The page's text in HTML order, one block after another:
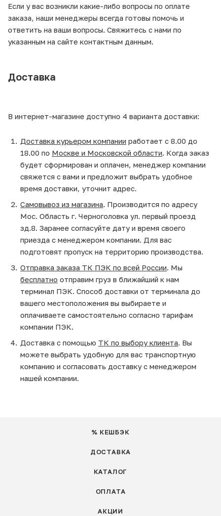
Если у вас возникли какие-либо вопросы по оплате
заказа, наши менеджеры всегда готовы помочь и
ответить на ваши вопросы. Свяжитесь с нами по
указанным на сайте контактным данным.
Доставка
В интернет-магазине доступно 4 варианта доставки:
Доставка курьером компании работает с 8.00 до
18.00 по Москве и Московской области. Когда заказ
будет сформирован и оплачен, менеджер компании
свяжется с вами и предложит выбрать удобное
время доставки, уточнит адрес.
Самовывоз из магазина. Производится по адресу
Мос. Область г. Черноголовка ул. первый проезд
зд.8. Заранее согласуйте дату и время своего
приезда с менеджером компании. Для вас
подготовят пропуск на территорию производства.
Отправка заказа ТК ПЭК по всей России. Мы
бесплатно отправим груз в ближайший к нам
терминал ПЭК. Способ доставки от терминала до
вашего местоположения вы выбираете и
оплачиваете самостоятельно согласно тарифам
компании ПЭК.
Доставка с помощью ТК по выбору клиента. Вы
можете выбрать удобную для вас транспортную
компанию и согласовать доставку с менеджером
нашей компании.
% КЕШБЭК
ДОСТАВКА
КАТАЛОГ
ОПЛАТА
АКЦИИ